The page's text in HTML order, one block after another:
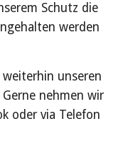
Schutz die
werden
unseren
nehmen wir
oder via Telefon